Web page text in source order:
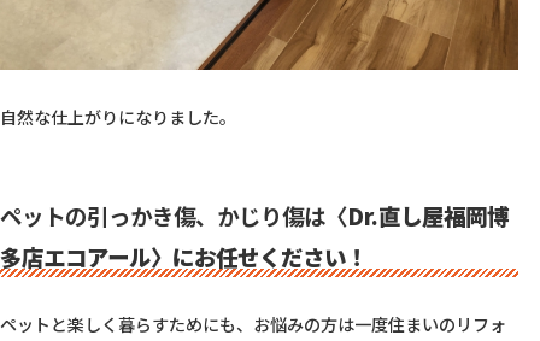
自然な仕上がりになりました。
ペットの引っかき傷、かじり傷は〈Dr.直し屋福岡博
多店エコアール〉にお任せください！
ペットと楽しく暮らすためにも、お悩みの方は一度住まいのリフォ